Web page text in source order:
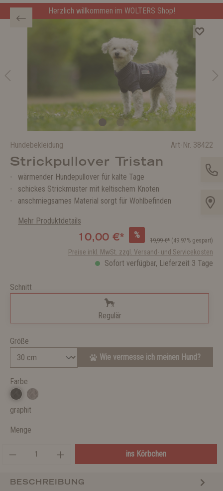
Herzlich willkommen im WOLTERS Shop!
Hundebekleidung Art-Nr. 38422
Strickpullover Tristan
wärmender Hundepullover für kalte Tage
schickes Strickmuster mit keltischem Knoten
anschmiegsames Material sorgt für Wohlbefinden
Mehr Produktdetails
10,00 €* %
19,99 €* (49.97% gespart)
Preise inkl. MwSt. zzgl. Versand- und Servicekosten
Sofort verfügbar, Lieferzeit 3 Tage
Schnitt
Regulär
Größe
Wie vermesse ich meinen Hund?
Farbe
graphit
Menge
ins Körbchen
BESCHREIBUNG